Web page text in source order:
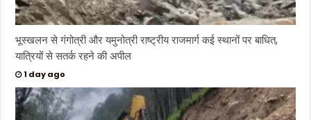
भूस्खलन से गंगोत्री और यमुनोत्री राष्ट्रीय राजमार्ग कई स्थानों पर बाधित,
यात्रियों से सतर्क रहने की अपील
1 day ago